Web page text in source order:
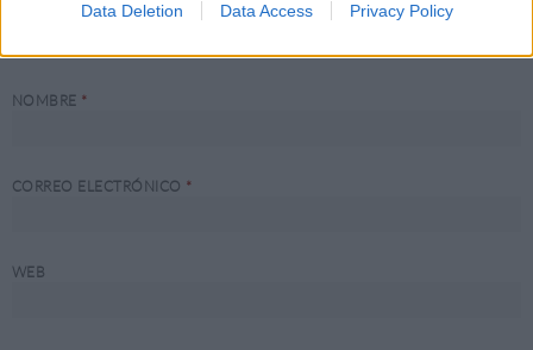
Data Deletion Data Access Privacy Policy
NOMBRE *
CORREO ELECTRÓNICO *
WEB